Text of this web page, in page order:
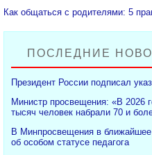
Как общаться с родителями: 5
ПОСЛЕДНИЕ
Президент России подписал
Министр просвещения: «В 2026
тысяч человек набрали 70 и
В Минпросвещения в
об особом статусе педагога